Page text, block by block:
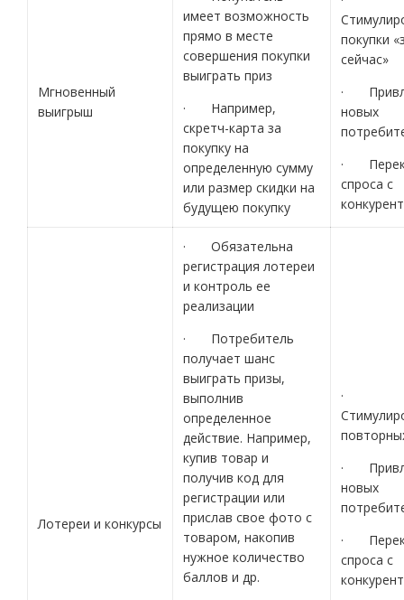
Мгновенный
выигрыш
имеет возможность
прямо в месте
совершения покупки
выиграть приз
· Например,
скретч-карта за
покупку на
определенную сумму
или размер скидки на
будущею покупку
покупки
сейчас»
·
новых
·
спроса с
Лотереи и конкурсы
· Обязательна
регистрация лотереи
и контроль ее
реализации
· Потребитель
получает шанс
выиграть призы,
выполнив
определенное
действие. Например,
купив товар и
получив код для
регистрации или
прислав свое фото с
товаром, накопив
нужное количество
баллов и др.
·
·
новых
·
спроса с